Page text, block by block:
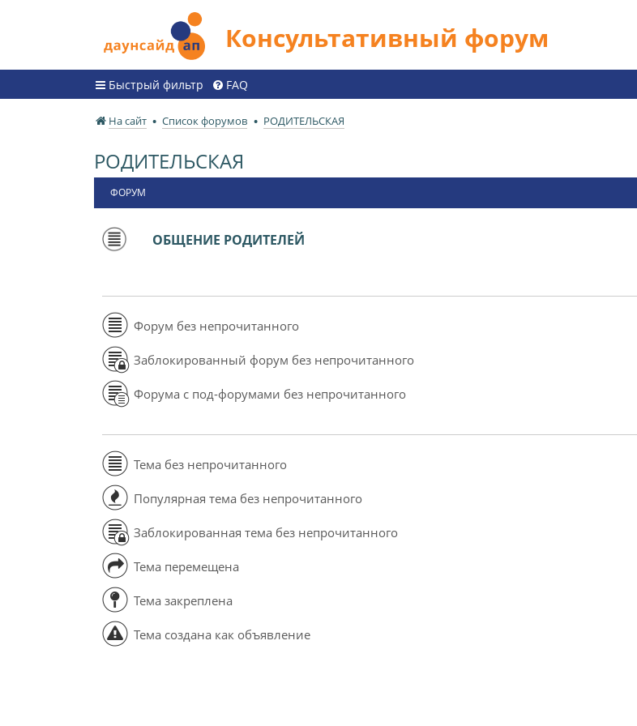
Консультативный форум
Быстрый фильтр FAQ
На сайт Список форумов РОДИТЕЛЬСКАЯ
РОДИТЕЛЬСКАЯ
ФОРУМ
ОБЩЕНИЕ РОДИТЕЛЕЙ
Форум без непрочитанного
Заблокированный форум без непрочитанного
Форума с под-форумами без непрочитанного
Тема без непрочитанного
Популярная тема без непрочитанного
Заблокированная тема без непрочитанного
Тема перемещена
Тема закреплена
Тема создана как объявление